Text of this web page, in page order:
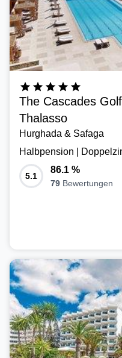
The Cascades
Thalasso
Hurghada & Safaga
Halbpension |
5.1
86.1 %
79 Bewertungen